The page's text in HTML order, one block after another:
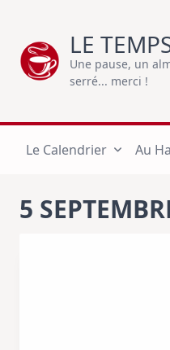
content
LE
Une pause, un
serré... merci !
Le Calendrier Au
5